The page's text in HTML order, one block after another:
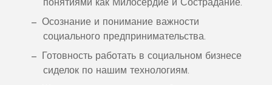
понятиями как Милосердие и Сострадание.
Осознание и понимание важности
социального предпринимательства.
Готовность работать в социальном бизнесе
сиделок по нашим технологиям.